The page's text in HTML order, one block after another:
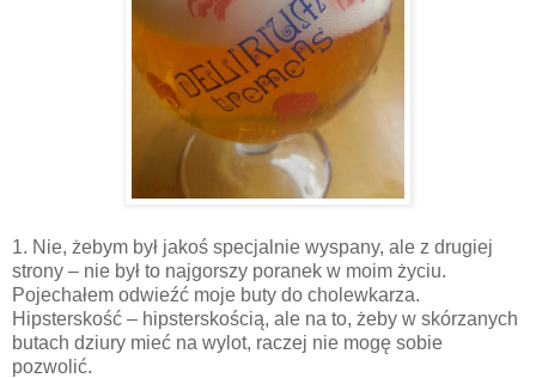
1. Nie, żebym był jakoś specjalnie wyspany, ale z drugiej
strony – nie był to najgorszy poranek w moim życiu.
Pojechałem odwieźć moje buty do cholewkarza.
Hipsterskość – hipsterskością, ale na to, żeby w skórzanych
butach dziury mieć na wylot, raczej nie mogę sobie
pozwolić.